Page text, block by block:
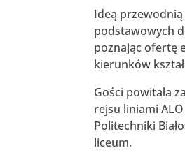
Ideą
podstawowych
poznając ofertę
kierunków
Gości powitała
rejsu liniami
Politechniki
liceum.